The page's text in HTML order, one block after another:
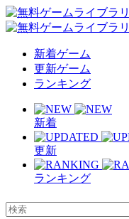
新着ゲーム
更新ゲーム
ランキング
新着
更新
ランキング